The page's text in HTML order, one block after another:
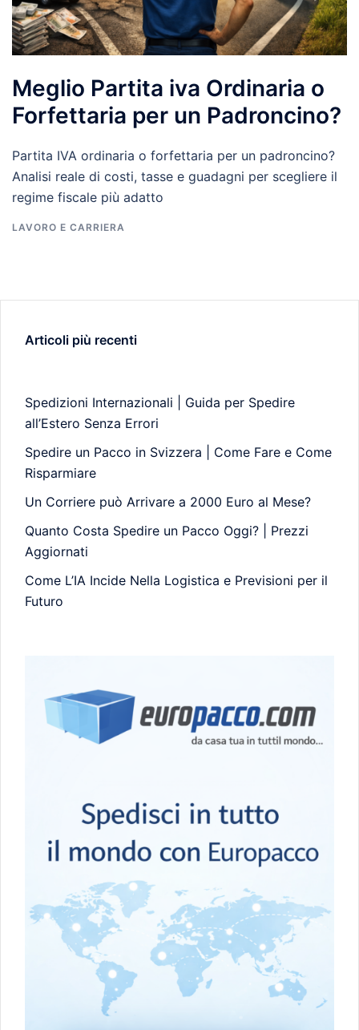
Meglio Partita iva Ordinaria o
Forfettaria per un Padroncino?
Partita IVA ordinaria o forfettaria per un padroncino?
Analisi reale di costi, tasse e guadagni per scegliere il
regime fiscale più adatto
LAVORO E CARRIERA
Articoli più recenti
Spedizioni Internazionali | Guida per Spedire
all’Estero Senza Errori
Spedire un Pacco in Svizzera | Come Fare e Come
Risparmiare
Un Corriere può Arrivare a 2000 Euro al Mese?
Quanto Costa Spedire un Pacco Oggi? | Prezzi
Aggiornati
Come L’IA Incide Nella Logistica e Previsioni per il
Futuro